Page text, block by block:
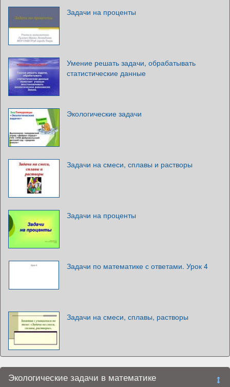
Задачи на проценты
Умение решать задачи, обрабатывать
статистические данные
Экологические задачи
Задачи на смеси, сплавы и растворы
Задачи на проценты
Задачи по математике с ответами. Урок 4
Задачи на смеси, сплавы, растворы
Экологические задачи в математике